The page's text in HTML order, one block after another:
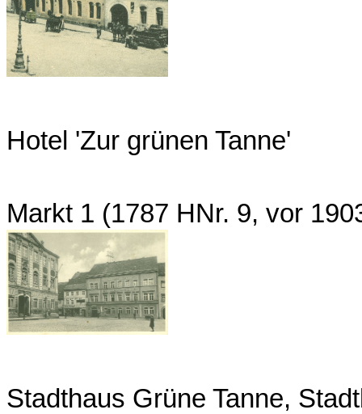
Hotel 'Zur grünen Tanne'
Markt 1 (1787 HNr. 9, vor
Stadthaus Grüne Tanne,